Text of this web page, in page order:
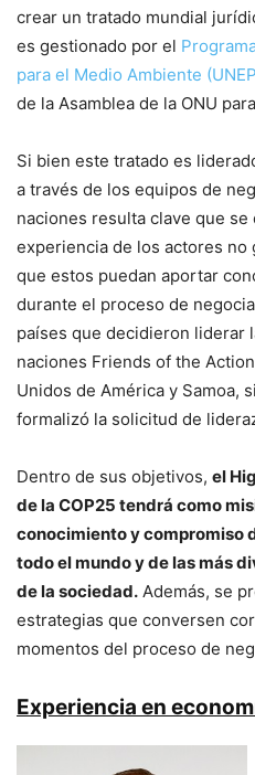
crear un tratado mundial
es gestionado por el
para el Medio Ambiente
de la Asamblea de la ONU
Si bien este tratado es
a través de los equipos de
naciones resulta clave que se
experiencia de los actores no
que estos puedan aportar
durante el proceso de
países que decidieron liderar
naciones Friends of the
Unidos de América y Samoa,
formalizó la solicitud de
Dentro de sus objetivos, el
de la COP25 tendrá como
conocimiento y compromiso
todo el mundo y de las más
de la sociedad. Además, se
estrategias que conversen
momentos del proceso de
Experiencia en